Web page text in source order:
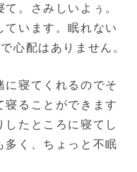
。さみしいよぅ。
ています。眠れない
心配はありません。
に寝てくれるのでそ
寝ることができます
したところに寝てし
多く、ちょっと不眠